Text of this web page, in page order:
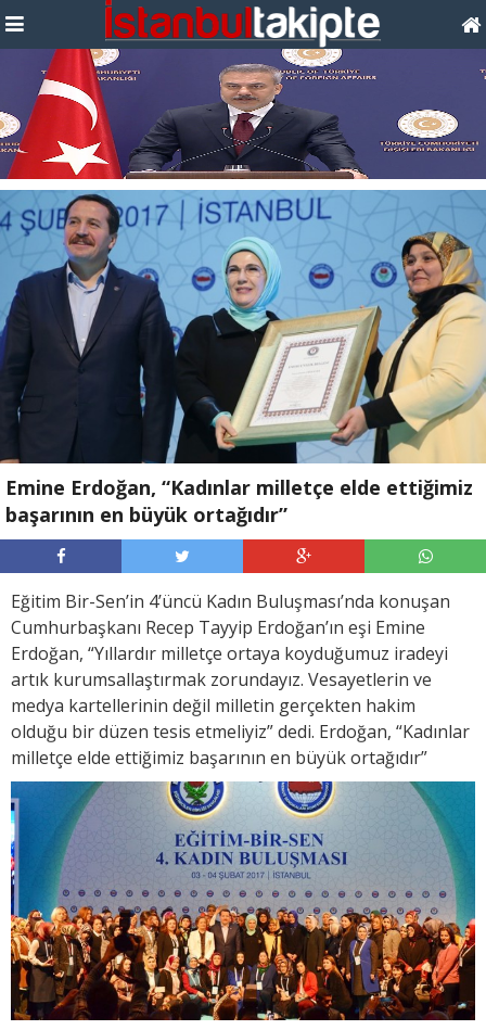
Emine Erdoğan, “Kadınlar milletçe elde ettiğimiz
başarının en büyük ortağıdır”
Eğitim Bir-Sen’in 4’üncü Kadın Buluşması’nda konuşan
Cumhurbaşkanı Recep Tayyip Erdoğan’ın eşi Emine
Erdoğan, “Yıllardır milletçe ortaya koyduğumuz iradeyi
artık kurumsallaştırmak zorundayız. Vesayetlerin ve
medya kartellerinin değil milletin gerçekten hakim
olduğu bir düzen tesis etmeliyiz” dedi. Erdoğan, “Kadınlar
milletçe elde ettiğimiz başarının en büyük ortağıdır”